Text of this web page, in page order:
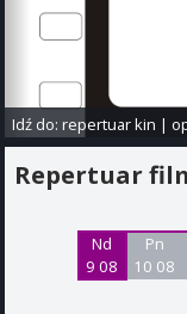
Idź do:repertuar kin |
Repertuar
Nd
9 08
Pn
10 08